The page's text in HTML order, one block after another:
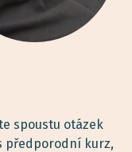
spoustu otázek
předporodní kurz,